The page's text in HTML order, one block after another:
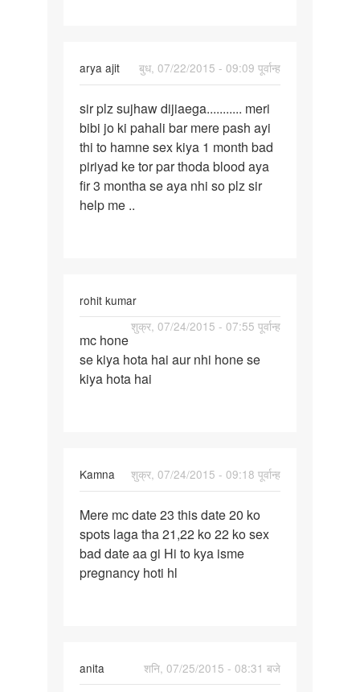
arya ajit
बुध, 07/22/2015 - 09:09 पूर्वान्ह
sir
plz
sujhaw
dijiaega......
sir plz sujhaw dijiaega........... meri
bibi jo ki pahali bar mere pash ayi
thi to hamne sex kiya 1 month bad
piriyad ke tor par thoda blood aya
fir 3 montha se aya nhi so plz sir
help me ..
rohit kumar
शुक्र, 07/24/2015 - 07:55 पूर्वान्ह
mc
hone
se
mc hone
se kiya hota hai aur nhi hone se
kiya hota hai
Kamna
शुक्र, 07/24/2015 - 09:18 पूर्वान्ह
Mere
mc
date
23
Mere mc date 23 this date 20 ko
spots laga tha 21,22 ko 22 ko sex
bad date aa gi Hi to kya isme
pregnancy hoti hl
anita
शनि, 07/25/2015 - 08:31 बजे